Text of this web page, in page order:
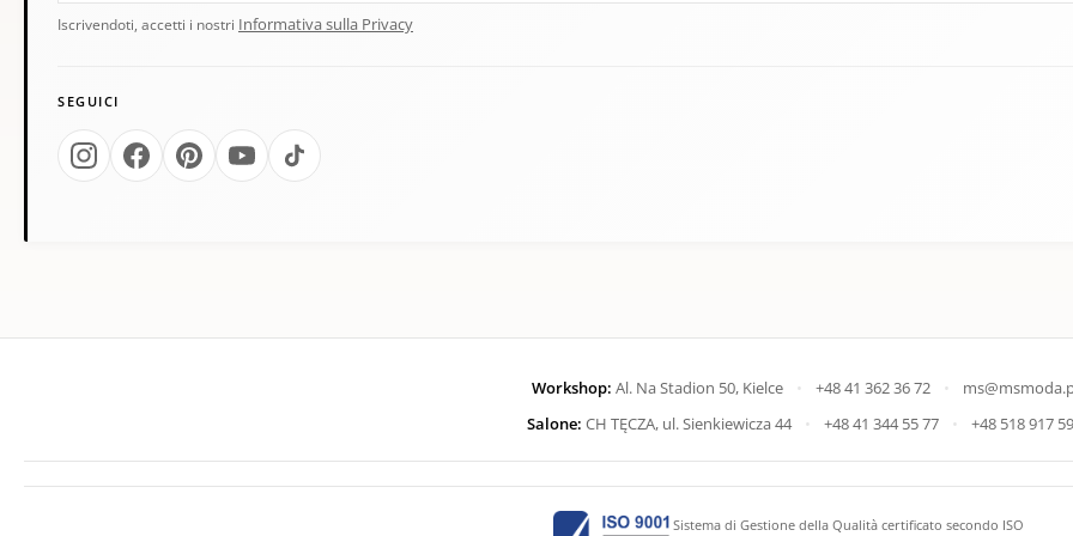
Iscrivendoti, accetti i nostri Informativa sulla Privacy
SEGUICI
Workshop: Al. Na Stadion 50, Kielce • +48 41 362 36 72 •
Salone: CH TĘCZA, ul. Sienkiewicza 44 • +48 41 344 55 77 • +48 518 917
Sistema di Gestione della Qualità certificato secondo ISO